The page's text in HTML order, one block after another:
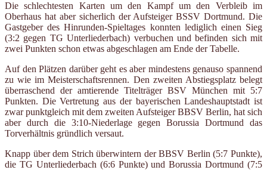
Die schlechtesten Karten um den Kampf um den Verbleib im
Oberhaus hat aber sicherlich der Aufsteiger BSSV Dortmund. Die
Gastgeber des Hinrunden-Spieltages konnten lediglich einen Sieg
(3:2 gegen TG Unterliederbach) verbuchen und befinden sich mit
zwei Punkten schon etwas abgeschlagen am Ende der Tabelle.
Auf den Plätzen darüber geht es aber mindestens genauso spannend
zu wie im Meisterschaftsrennen. Den zweiten Abstiegsplatz belegt
überraschend der amtierende Titelträger BSV München mit 5:7
Punkten. Die Vertretung aus der bayerischen Landeshauptstadt ist
zwar punktgleich mit dem zweiten Aufsteiger BBSV Berlin, hat sich
aber durch die 3:10-Niederlage gegen Borussia Dortmund das
Torverhältnis gründlich versaut.
Knapp über dem Strich überwintern der BBSV Berlin (5:7 Punkte),
die TG Unterliederbach (6:6 Punkte) und Borussia Dortmund (7:5